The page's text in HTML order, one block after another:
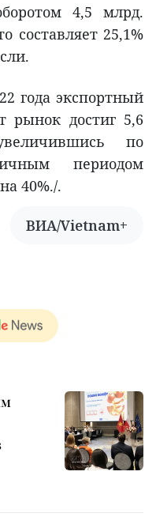
4,5 млрд.
составляет 25,1%
года экспортный
рынок достиг 5,6
по
периодом
40%./.
ВИА/Vietnam+